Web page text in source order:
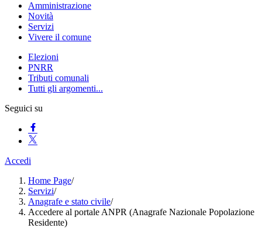
Amministrazione
Novità
Servizi
Vivere il comune
Elezioni
PNRR
Tributi comunali
Tutti gli argomenti...
Seguici su
Accedi
Home Page/
Servizi/
Anagrafe e stato civile/
Accedere al portale ANPR (Anagrafe Nazionale Popolazione
Residente)